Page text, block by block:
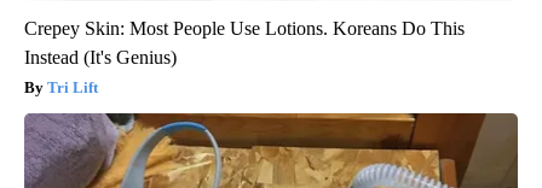
Crepey Skin: Most People Use Lotions. Koreans Do This
Instead (It's Genius)
Tri Lift